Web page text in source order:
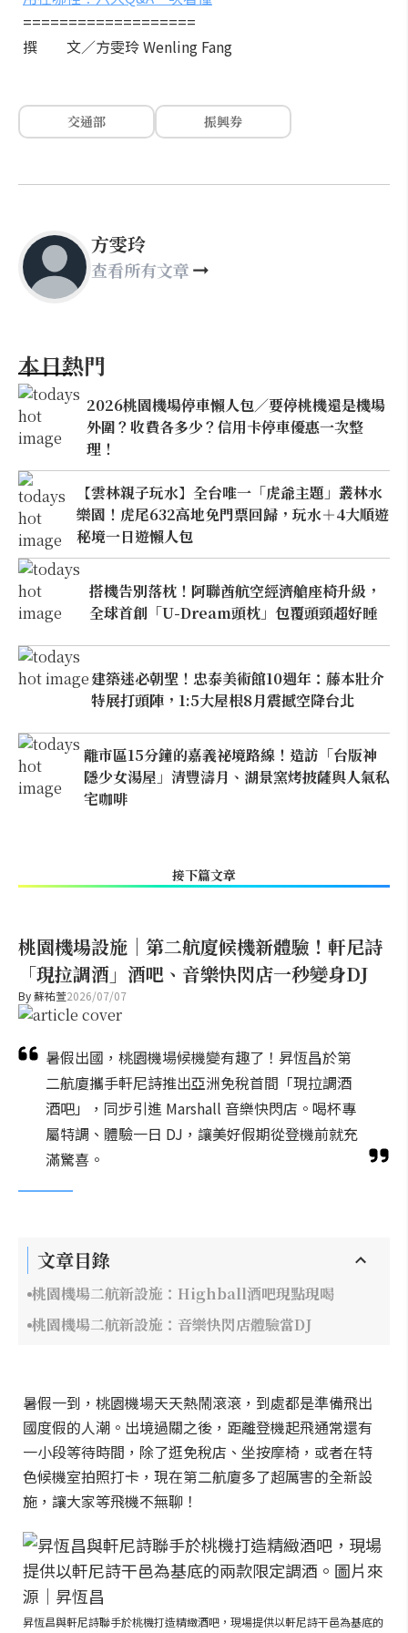
===================
撰 文／方雯玲 Wenling Fang
交通部 振興券
方雯玲
查看所有文章
本日熱門
2026桃園機場停車懶人包／要停桃機還是機場
外圍？收費各多少？信用卡停車優惠一次整
理！
【雲林親子玩水】全台唯一「虎爺主題」叢林水
樂園！虎尾632高地免門票回歸，玩水＋4大順遊
秘境一日遊懶人包
搭機告別落枕！阿聯酋航空經濟艙座椅升級，
全球首創「U-Dream頭枕」包覆頭頸超好睡
建築迷必朝聖！忠泰美術館10週年：藤本壯介
特展打頭陣，1:5大屋根8月震撼空降台北
離市區15分鐘的嘉義祕境路線！造訪「台版神
隱少女湯屋」清豐濤月、湖景窯烤披薩與人氣私
宅咖啡
接下篇文章
桃園機場設施｜第二航廈候機新體驗！軒尼詩
「現拉調酒」酒吧、音樂快閃店一秒變身DJ
By蘇祐萱2026/07/07
暑假出國，桃園機場候機變有趣了！昇恆昌於第
二航廈攜手軒尼詩推出亞洲免稅首間「現拉調酒
酒吧」，同步引進 Marshall 音樂快閃店。喝杯專
屬特調、體驗一日 DJ，讓美好假期從登機前就充
滿驚喜。
文章目錄
桃園機場二航新設施：Highball酒吧現點現喝
桃園機場二航新設施：音樂快閃店體驗當DJ
暑假一到，桃園機場天天熱鬧滾滾，到處都是準備飛出
國度假的人潮。出境過關之後，距離登機起飛通常還有
一小段等待時間，除了逛免稅店、坐按摩椅，或者在特
色候機室拍照打卡，現在第二航廈多了超厲害的全新設
施，讓大家等飛機不無聊！
昇恆昌與軒尼詩聯手於桃機打造精緻酒吧，現場提供以軒尼詩干邑為基底的